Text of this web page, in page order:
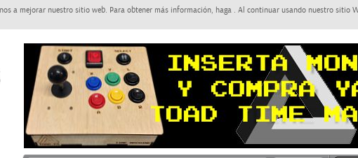
a mejorar nuestro sitio web. Para obtener más información, haga . Al continuar usando nuestro sitio